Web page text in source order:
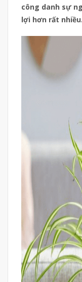
công danh sự
lợi hơn rất nhiều.